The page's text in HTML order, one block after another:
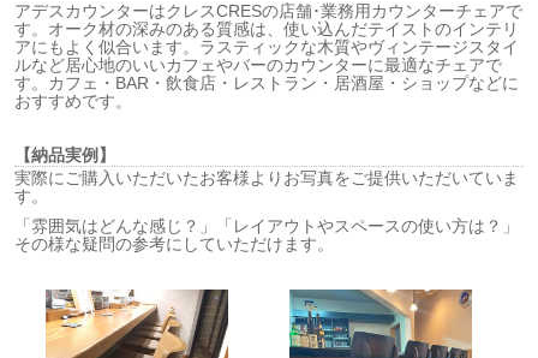
アデスカウンターはクレスCRESの店舗･業務用カウンターチェアで
す。オーク材の深みのある質感は、使い込んだテイストのインテリ
アにもよく似合います。ラスティックな木質やヴィンテージスタイ
ルなど居心地のいいカフェやバーのカウンターに最適なチェアで
す。カフェ・BAR・飲食店・レストラン・居酒屋・ショップなどに
おすすめです。
【納品実例】
実際にご購入いただいたお客様よりお写真をご提供いただいていま
す。
「雰囲気はどんな感じ？」「レイアウトやスペースの使い方は？」
その様な疑問の参考にしていただけます。